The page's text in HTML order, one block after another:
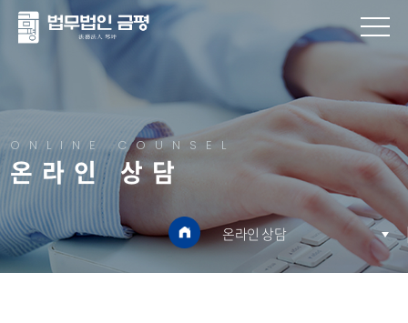
ONLINE COUNSEL
온라인 상담
온라인 상담